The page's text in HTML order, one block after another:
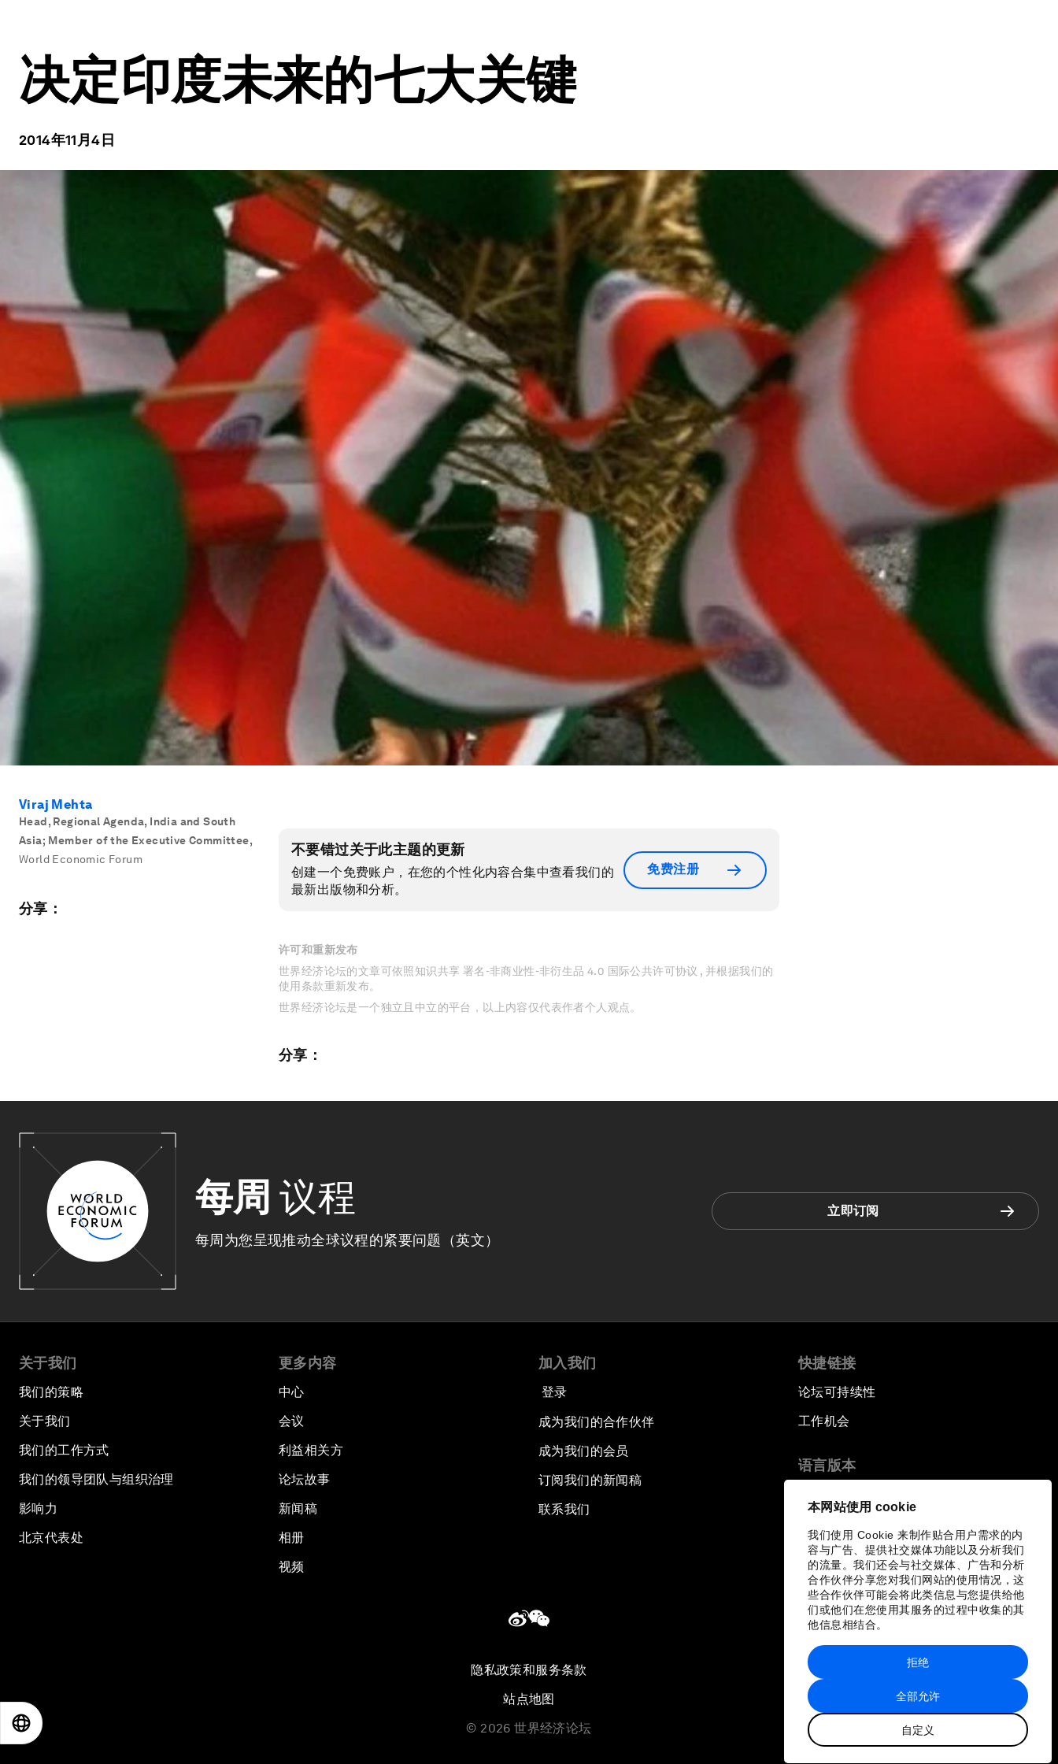
本网站使用 cookie
我们使用 Cookie 来制作贴合用户需求的内
容与广告、提供社交媒体功能以及分析我们
的流量。我们还会与社交媒体、广告和分析
合作伙伴分享您对我们网站的使用情况，这
些合作伙伴可能会将此类信息与您提供给他
们或他们在您使用其服务的过程中收集的其
他信息相结合。
全部允许
自定义
拒绝
决定印度未来的七大关键
2014年11月4日
Viraj Mehta
Head, Regional Agenda, India and South
Asia; Member of the Executive Committee,
World Economic Forum
分享：
不要错过关于此主题的更新
创建一个免费账户，在您的个性化内容合集中查看我们的
最新出版物和分析。
免费注册
许可和重新发布
世界经济论坛的文章可依照知识共享 署名-非商业性-非衍生品 4.0 国际公共许可协议 , 并根据我们的
使用条款重新发布。
世界经济论坛是一个独立且中立的平台，以上内容仅代表作者个人观点。
分享：
每周 议程
每周为您呈现推动全球议程的紧要问题（英文）
立即订阅
关于我们
我们的策略
关于我们
我们的工作方式
我们的领导团队与组织治理
影响力
北京代表处
更多内容
中心
会议
利益相关方
论坛故事
新闻稿
相册
视频
加入我们
登录
成为我们的合作伙伴
成为我们的会员
订阅我们的新闻稿
联系我们
快捷链接
论坛可持续性
工作机会
语言版本
隐私政策和服务条款
站点地图
© 2026 世界经济论坛